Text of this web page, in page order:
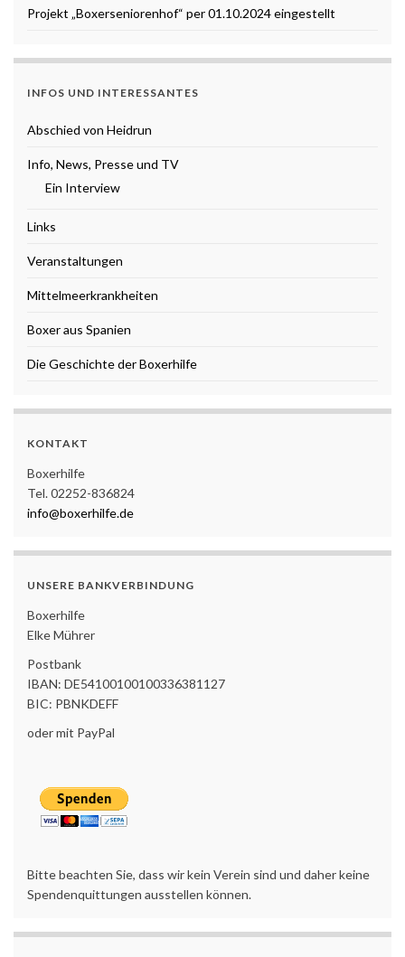
Projekt „Boxerseniorenhof“ per 01.10.2024 eingestellt
INFOS UND INTERESSANTES
Abschied von Heidrun
Info, News, Presse und TV
Ein Interview
Links
Veranstaltungen
Mittelmeerkrankheiten
Boxer aus Spanien
Die Geschichte der Boxerhilfe
KONTAKT
Boxerhilfe
Tel. 02252-836824
info@boxerhilfe.de
UNSERE BANKVERBINDUNG
Boxerhilfe
Elke Mührer
Postbank
IBAN: DE54100100100336381127
BIC: PBNKDEFF
oder mit PayPal
Bitte beachten Sie, dass wir kein Verein sind und daher keine
Spendenquittungen ausstellen können.